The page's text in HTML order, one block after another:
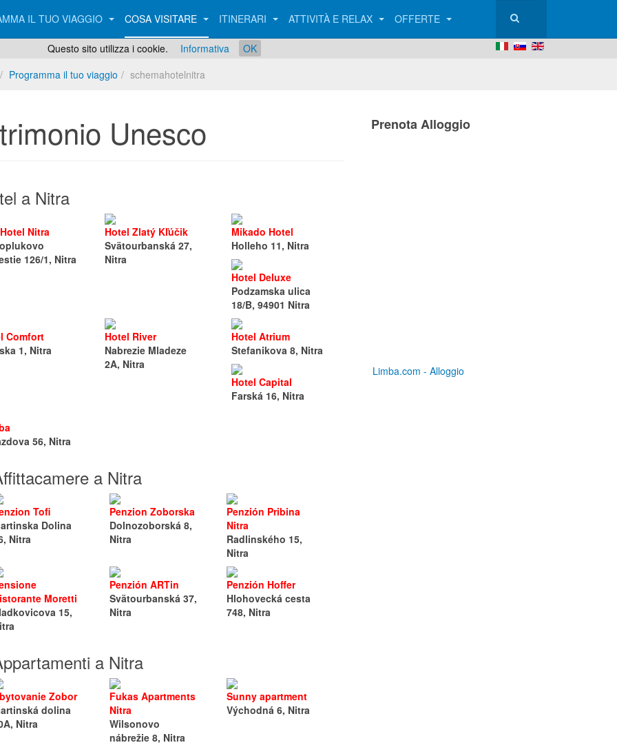
Questo sito utilizza i cookie. Informativa OK
IL TUO VIAGGIO COSA VISITARE ITINERARI ATTIVITÀ E RELAX OFFERTE
Programma il tuo viaggio schemahotelnitra
Unesco
a Nitra
Nitra
126/1, Nitra
Hotel Zlatý Kľúčik
Svätourbanská 27,
Nitra
Mikado Hotel
Holleho 11, Nitra
Hotel Deluxe
Podzamska ulica
18/B, 94901 Nitra
Comfort
1, Nitra
Hotel River
Nabrezie Mladeze
2A, Nitra
Hotel Atrium
Stefanikova 8, Nitra
Hotel Capital
Farská 16, Nitra
56, Nitra
a Nitra
Tofi
Dolina
Nitra
Penzion Zoborska
Dolnozoborská 8,
Nitra
Penzión Pribina
Nitra
Radlinského 15,
Nitra
Moretti
15,
Penzión ARTin
Svätourbanská 37,
Nitra
Penzión Hoffer
Hlohovecká cesta
748, Nitra
a Nitra
Zobor
dolina
Nitra
Fukas Apartments
Nitra
Wilsonovo
nábrežie 8, Nitra
Sunny apartment
Východná 6, Nitra
Prenota Alloggio
Limba.com - Alloggio